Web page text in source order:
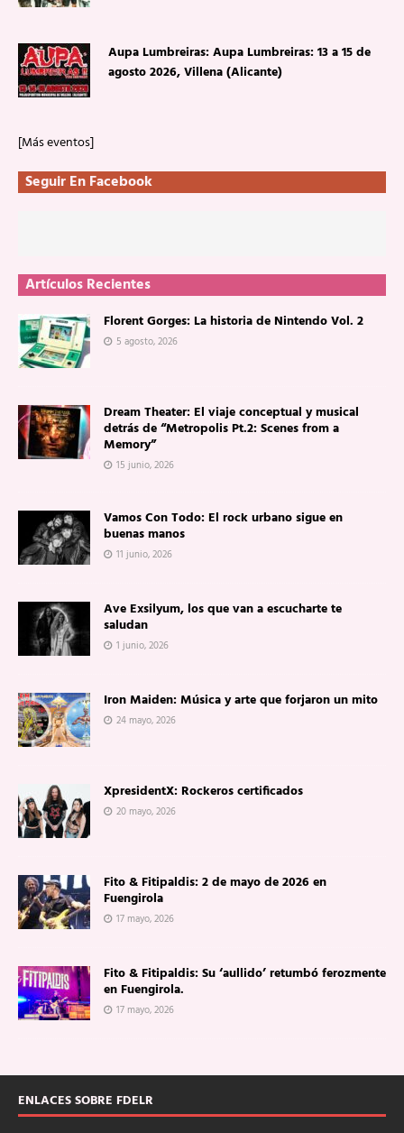
Aupa Lumbreiras: Aupa Lumbreiras: 13 a 15 de
agosto 2026, Villena (Alicante)
[Más eventos]
Seguir En Facebook
Artículos Recientes
Florent Gorges: La historia de Nintendo Vol. 2
5 agosto, 2026
Dream Theater: El viaje conceptual y musical
detrás de “Metropolis Pt.2: Scenes from a
Memory”
15 junio, 2026
Vamos Con Todo: El rock urbano sigue en
buenas manos
11 junio, 2026
Ave Exsilyum, los que van a escucharte te
saludan
1 junio, 2026
Iron Maiden: Música y arte que forjaron un mito
24 mayo, 2026
XpresidentX: Rockeros certificados
20 mayo, 2026
Fito & Fitipaldis: 2 de mayo de 2026 en
Fuengirola
17 mayo, 2026
Fito & Fitipaldis: Su ‘aullido’ retumbó ferozmente
en Fuengirola.
17 mayo, 2026
ENLACES SOBRE FDELR